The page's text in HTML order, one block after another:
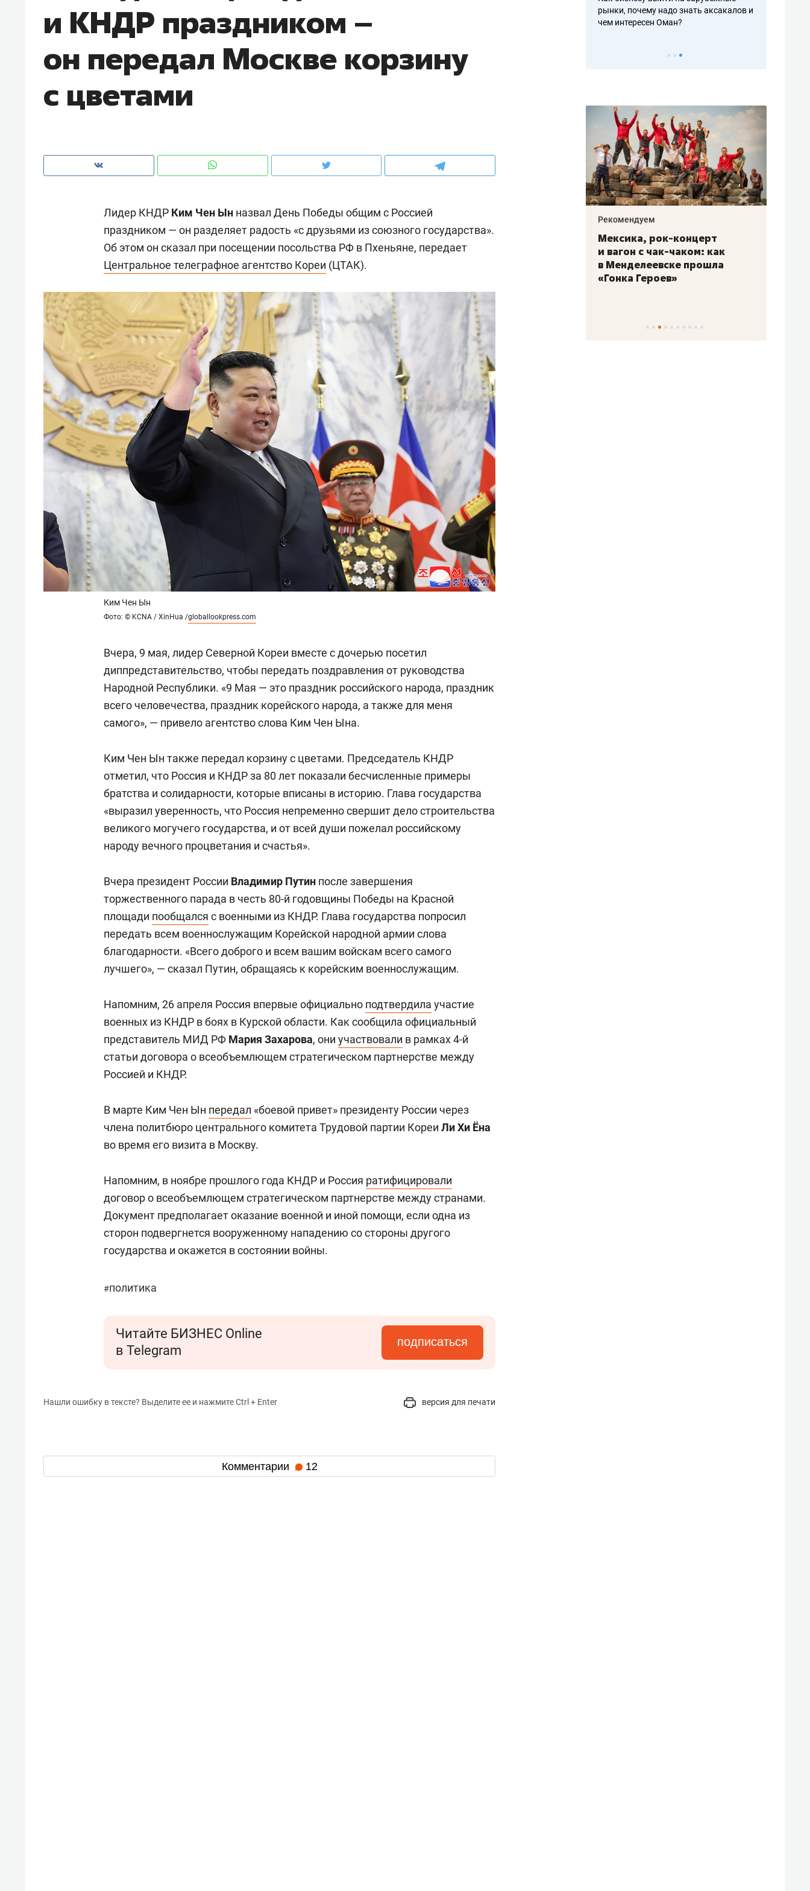
и КНДР праздником –
он передал Москве корзину
с цветами
Лидер КНДР Ким Чен Ын назвал День Победы общим с Россией
праздником — он разделяет радость «с друзьями из союзного государства».
Об этом он сказал при посещении посольства РФ в Пхеньяне, передает
Центральное телеграфное агентство Кореи (ЦТАК).
Ким Чен Ын
Фото: © KCNA / XinHua /globallookpress.com
Вчера, 9 мая, лидер Северной Кореи вместе с дочерью посетил
диппредставительство, чтобы передать поздравления от руководства
Народной Республики. «9 Мая — это праздник российского народа, праздник
всего человечества, праздник корейского народа, а также для меня
самого», — привело агентство слова Ким Чен Ына.
Ким Чен Ын также передал корзину с цветами. Председатель КНДР
отметил, что Россия и КНДР за 80 лет показали бесчисленные примеры
братства и солидарности, которые вписаны в историю. Глава государства
«выразил уверенность, что Россия непременно свершит дело строительства
великого могучего государства, и от всей души пожелал российскому
народу вечного процветания и счастья».
Вчера президент России Владимир Путин после завершения
торжественного парада в честь 80-й годовщины Победы на Красной
площади пообщался с военными из КНДР. Глава государства попросил
передать всем военнослужащим Корейской народной армии слова
благодарности. «Всего доброго и всем вашим войскам всего самого
лучшего», — сказал Путин, обращаясь к корейским военнослужащим.
Напомним, 26 апреля Россия впервые официально подтвердила участие
военных из КНДР в боях в Курской области. Как сообщила официальный
представитель МИД РФ Мария Захарова, они участвовали в рамках 4-й
статьи договора о всеобъемлющем стратегическом партнерстве между
Россией и КНДР.
В марте Ким Чен Ын передал «боевой привет» президенту России через
члена политбюро центрального комитета Трудовой партии Кореи Ли Хи Ёна
во время его визита в Москву.
Напомним, в ноябре прошлого года КНДР и Россия ратифицировали
договор о всеобъемлющем стратегическом партнерстве между странами.
Документ предполагает оказание военной и иной помощи, если одна из
сторон подвергнется вооруженному нападению со стороны другого
государства и окажется в состоянии войны.
#политика
Читайте БИЗНЕС Online
в Telegram
подписаться
Нашли ошибку в тексте? Выделите ее и нажмите Ctrl + Enter версия для печати
Комментарии 12
рынки, почему надо знать аксакалов и
чем интересен Оман?
клиентах и чудных запросах мастеров
рынки, почему надо знать аксакалов и
чем интересен Оман?
Рекомендуем
Как ГК «МИР ГРУПП» и ВТБ
создают оазис жилого
комфорта под Казанью
Рекомендуем
150 камер до квартиры и Face
ID вместо ключа: какой будет
безопасность в ЖК «Нова»
Рекомендуем
Опыт выживания в дикой
природе, работа
антихрупких команд
Рекомендуем
Мексика, рок-концерт
и вагон с чак-чаком: как
в Менделеевске прошла
«Гонка Героев»